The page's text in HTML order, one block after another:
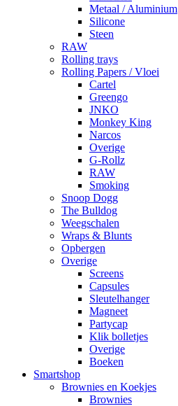
Metaal / Aluminium
Silicone
Steen
RAW
Rolling trays
Rolling Papers / Vloei
Cartel
Greengo
JNKO
Monkey King
Narcos
Overige
G-Rollz
RAW
Smoking
Snoop Dogg
The Bulldog
Weegschalen
Wraps & Blunts
Opbergen
Overige
Screens
Capsules
Sleutelhanger
Magneet
Partycap
Klik bolletjes
Overige
Boeken
Smartshop
Brownies en Koekjes
Brownies